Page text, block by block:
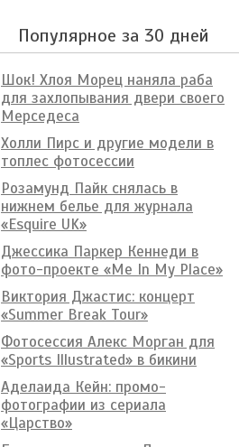
Популярное за 30 дней
Шок! Хлоя Морец наняла раба
для захлопывания двери своего
Мерседеса
Холли Пирс и другие модели в
топлес фотосессии
Розамунд Пайк снялась в
нижнем белье для журнала
«Esquire UK»
Джессика Паркер Кеннеди в
фото-проекте «Me In My Place»
Виктория Джастис: концерт
«Summer Break Tour»
Фотосессия Алекс Морган для
«Sports Illustrated» в бикини
Аделаида Кейн: промо-
фотографии из сериала
«Царство»